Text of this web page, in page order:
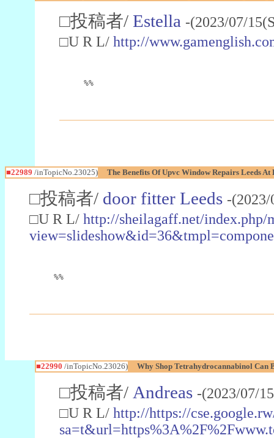
□投稿者/ Estella -(2023/07/
□U R L/ http://
%%
■22989 /inTopicNo.23025) The Benefits Of Upvc Window Repairs Leeds
□投稿者/ door fitter Leeds -
□U R L/ http://sheilagaff.net/index.php/
%%
■22990 /inTopicNo.23026) Why Shop Tetrahydrocannabinol Can
□投稿者/ Andreas -(2023/07/
□U R L/ http://https://